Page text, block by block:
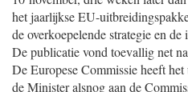
het jaarlijkse EU-
de overkoepelende strategie en
De publicatie vond toevallig net
De Europese Commissie heeft
de Minister alsnog aan de